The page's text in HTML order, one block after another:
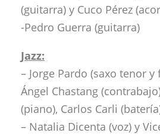
(guitarra) y Cuco Pérez
-Pedro Guerra (guitarra)
Jazz:
– Jorge Pardo (saxo tenor y
Ángel Chastang
(piano), Carlos Carli
– Natalia Dicenta (voz) y